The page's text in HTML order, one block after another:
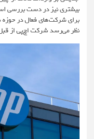
بیشتری نیز در دست بررسی
برای شرکت‌های فعال در
نظر می‌رسد شرکت اچ‌پی از